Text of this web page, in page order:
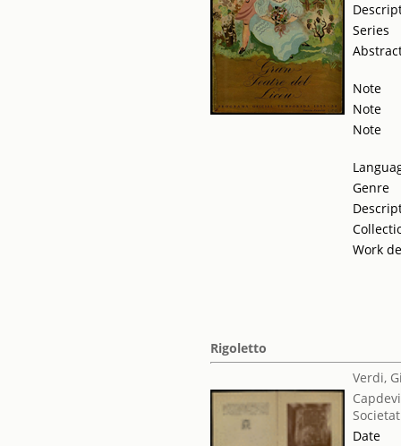
Series
Note
Note
Note
Genre
Work
Rigoletto
Verdi,
Date